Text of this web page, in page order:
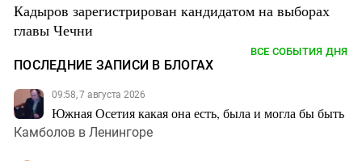
Кадыров зарегистрирован кандидатом на выборах
главы Чечни
ВСЕ СОБЫТИЯ ДНЯ
ПОСЛЕДНИЕ ЗАПИСИ В БЛОГАХ
09:58, 7 августа 2026
Южная Осетия какая она есть, была и могла бы быть
Камболов в Ленингоре